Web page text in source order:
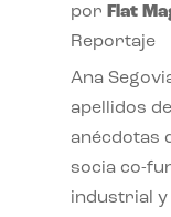
por Flat
Reportaje
Ana
apellidos
anécdotas
socia co-
industrial